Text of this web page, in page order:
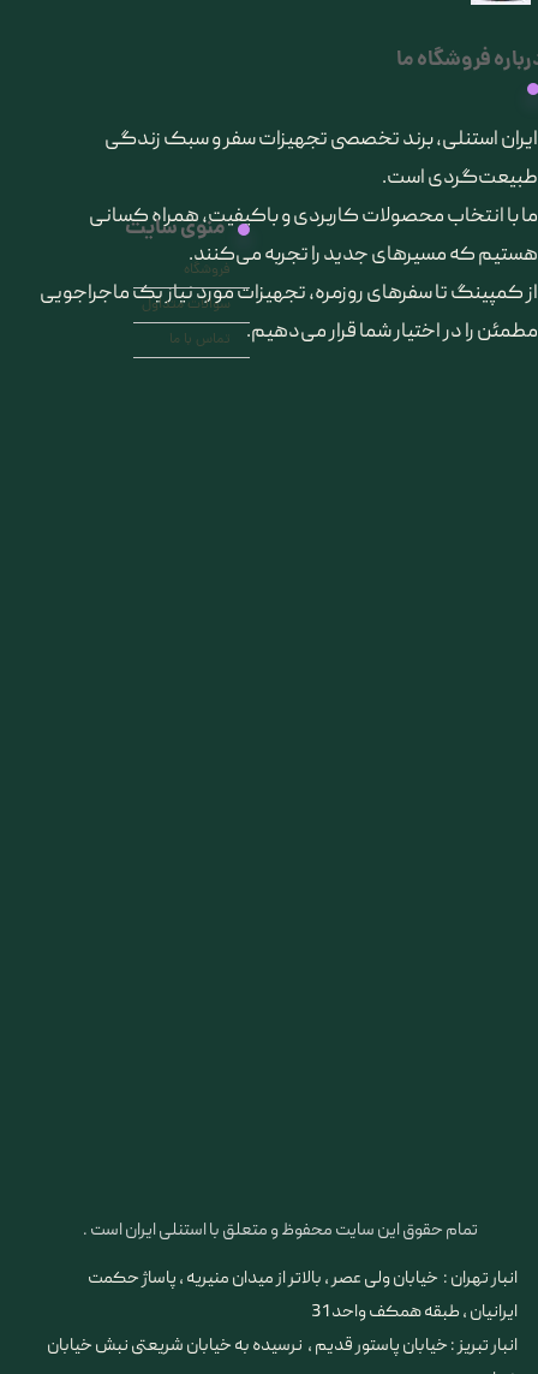
تمام حقوق این سایت محفوظ و متعلق با استنلی ایران است .
فروشگاه ما
​ایران استنلی، برند تخصصی تجهیزات سفر و سبک زندگی
طبیعت‌گردی است.
ما با انتخاب محصولات کاربردی و باکیفیت، همراه کسانی
هستیم که مسیرهای جدید را تجربه می‌کنند.
از کمپینگ تا سفرهای روزمره، تجهیزات مورد نیاز یک ماجراجویی
مطمئن را در اختیار شما قرار می‌دهیم.
منوی سایت
فروشگاه
سوالات متداول
تماس با ما
انبار تهران : خیابان ولی عصر ، بالاتر از میدان منیریه ، پاساژ حکمت
ایرانیان ، طبقه همکف واحد 31
​​​​​​​انبار تبریز : خیابان پاستور قدیم ، نرسیده به خیابان شریعتی نبش خیابان